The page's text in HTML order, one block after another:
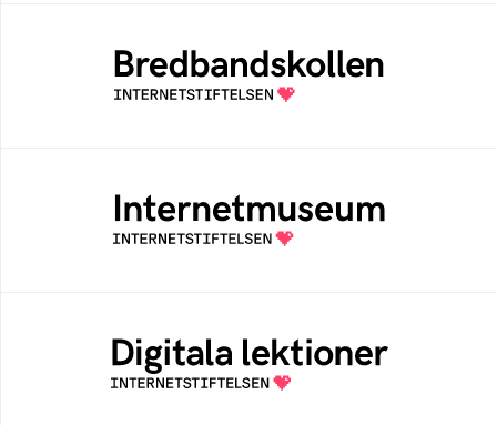
Bredbandskollen är ett oberoende
konsumentverktyg som drivs av
Internetstiftelsen
Ett digitalt museum som byggts, och kureras
av Internetstiftelsen
Öppen digital lärresurs med färdiga lektioner
för alla stadier i grundskolan